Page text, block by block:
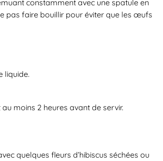
constamment avec une spatule en
pas faire bouillir pour éviter que les œufs
liquide.
moins 2 heures avant de servir.
quelques fleurs d’hibiscus séchées ou